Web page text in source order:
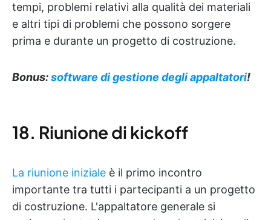
tempi, problemi relativi alla qualità dei materiali
e altri tipi di problemi che possono sorgere
prima e durante un progetto di costruzione.
Bonus:software di gestione degli appaltatori!
18. Riunione di kickoff
La riunione iniziale è il primo incontro
importante tra tutti i partecipanti a un progetto
di costruzione. L'appaltatore generale si